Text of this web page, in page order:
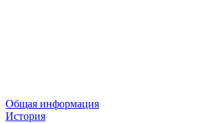
Общая информация
История